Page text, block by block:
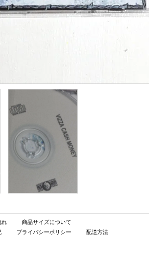
れ
商品サイズについて
プライバシーポリシー 配送方法